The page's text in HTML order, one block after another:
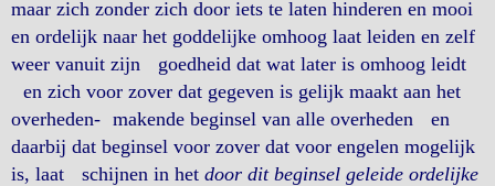
maar zich zonder zich door iets te laten hinderen en mooi
en ordelijk naar het goddelijke omhoog laat leiden en zelf
weer vanuit zijn goedheid dat wat later is omhoog leidt
en zich voor zover dat gegeven is gelijk maakt aan het
overheden- makende beginsel van alle overheden en
daarbij dat beginsel voor zover dat voor engelen mogelijk
is, laat schijnen in het door dit beginsel geleide ordelijke